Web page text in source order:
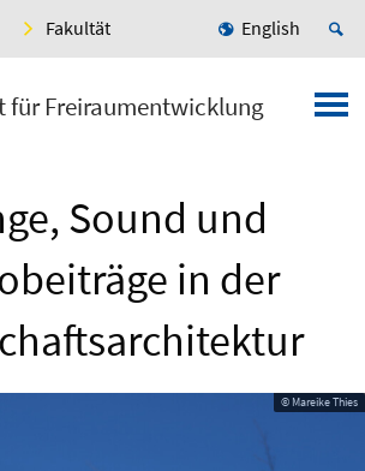
Fakultät English
für Freiraumentwicklung
Sound und
in der
© Mareike Thies